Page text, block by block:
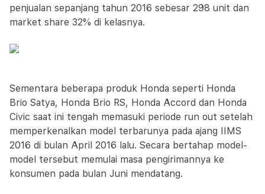
penjualan sepanjang tahun 2016 sebesar 298 unit dan
market share 32% di kelasnya.
Sementara beberapa produk Honda seperti Honda
Brio Satya, Honda Brio RS, Honda Accord dan Honda
Civic saat ini tengah memasuki periode run out setelah
memperkenalkan model terbarunya pada ajang IIMS
2016 di bulan April 2016 lalu. Secara bertahap model-
model tersebut memulai masa pengirimannya ke
konsumen pada bulan Juni mendatang.